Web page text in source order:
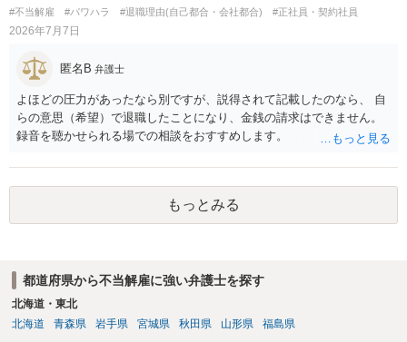
#不当解雇 #パワハラ #退職理由(自己都合・会社都合) #正社員・契約社員
2026年7月7日
匿名B 弁護士
よほどの圧力があったなら別ですが、説得されて記載したのなら、 自
らの意思（希望）で退職したことになり、金銭の請求はできません。
録音を聴かせられる場での相談をおすすめします。
もっとみる
都道府県から不当解雇に強い弁護士を探す
北海道・東北
北海道
青森県 岩手県 宮城県 秋田県 山形県 福島県